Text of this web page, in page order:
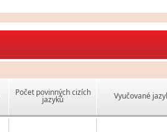
Počet povinných cizích
jazyků Vyučované